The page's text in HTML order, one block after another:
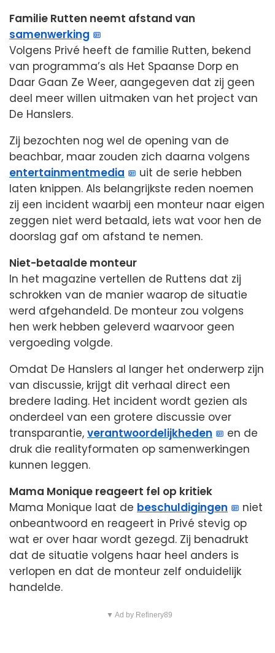
Familie Rutten neemt afstand van
samenwerking
Volgens Privé heeft de familie Rutten, bekend
van programma’s als Het Spaanse Dorp en
Daar Gaan Ze Weer, aangegeven dat zij geen
deel meer willen uitmaken van het project van
De Hanslers.
Zij bezochten nog wel de opening van de
beachbar, maar zouden zich daarna volgens
entertainmentmedia
uit de serie hebben
laten knippen. Als belangrijkste reden noemen
zij een incident waarbij een monteur naar eigen
zeggen niet werd betaald, iets wat voor hen de
doorslag gaf om afstand te nemen.
Niet-betaalde monteur
In het magazine vertellen de Ruttens dat zij
schrokken van de manier waarop de situatie
werd afgehandeld. De monteur zou volgens
hen werk hebben geleverd waarvoor geen
vergoeding volgde.
Omdat De Hanslers al langer het onderwerp zijn
van discussie, krijgt dit verhaal direct een
bredere lading. Het incident wordt gezien als
onderdeel van een grotere discussie over
transparantie, verantwoordelijkheden
en de
druk die realityformaten op samenwerkingen
kunnen leggen.
Mama Monique reageert fel op kritiek
Mama Monique laat de beschuldigingen
niet
onbeantwoord en reageert in Privé stevig op
wat er over haar wordt gezegd. Zij benadrukt
dat de situatie volgens haar heel anders is
verlopen en dat de monteur zelf onduidelijk
handelde.
▼ Ad by Refinery89